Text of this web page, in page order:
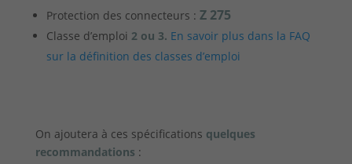
Protection des connecteurs : Z 275
Classe d’emploi 2 ou 3. En savoir plus dans la FAQ
sur la définition des classes d’emploi
On ajoutera à ces spécifications quelques
recommandations :